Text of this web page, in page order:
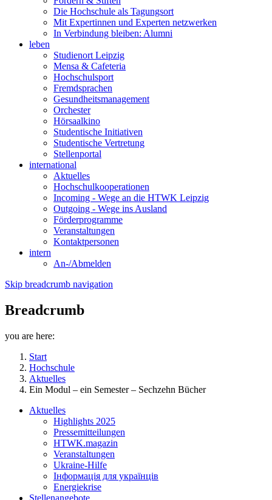
Die Hochschule als Tagungsort
Mit Expertinnen und Experten netzwerken
In Verbindung bleiben: Alumni
leben
Studienort Leipzig
Mensa & Cafeteria
Hochschulsport
Fremdsprachen
Gesundheitsmanagement
Orchester
Hörsaalkino
Studentische Initiativen
Studentische Vertretung
Stellenportal
international
Aktuelles
Hochschulkooperationen
Incoming - Wege an die HTWK Leipzig
Outgoing - Wege ins Ausland
Förderprogramme
Veranstaltungen
Kontaktpersonen
intern
An-/Abmelden
Skip breadcrumb navigation
Breadcrumb
you are here:
Start
Hochschule
Aktuelles
Ein Modul – ein Semester – Sechzehn Bücher
Aktuelles
Highlights 2025
Pressemitteilungen
HTWK.magazin
Veranstaltungen
Ukraine-Hilfe
Інформація для українців
Energiekrise